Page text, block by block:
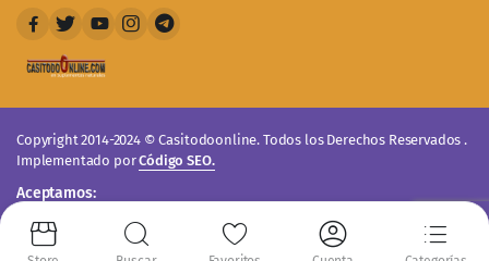
Copyright 2014-2024 © Casitodoonline. Todos los Derechos Reservados .
Implementado porCódigo SEO.
Aceptamos: